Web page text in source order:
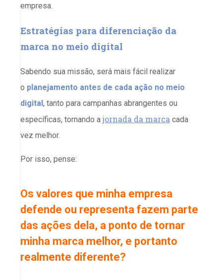
empresa.
Estratégias para diferenciação da
marca no meio digital
Sabendo sua missão, será mais fácil realizar
o planejamento antes de cada ação no meio
digital, tanto para campanhas abrangentes ou
específicas, tornando ajornada da marca cada
vez melhor.
Por isso, pense:
Os valores que minha empresa
defende ou representa fazem parte
das ações dela, a ponto de tornar
minha marca melhor, e portanto
realmente diferente?